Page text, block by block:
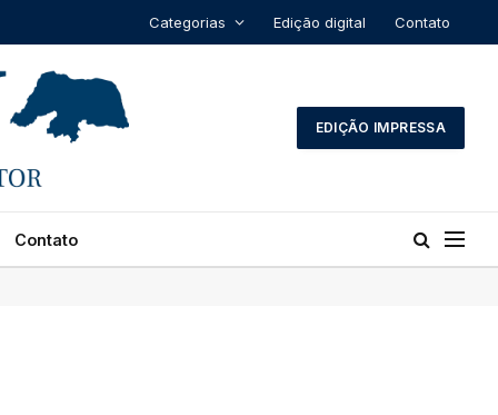
Categorias Edição digital Contato
EDIÇÃO IMPRESSA
Contato